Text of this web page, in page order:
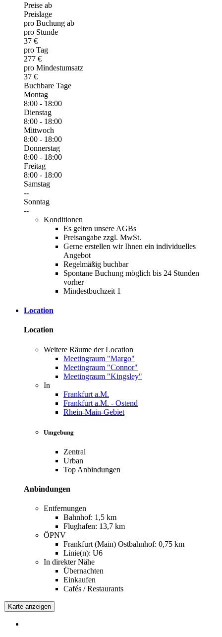
Preise ab
Preislage
pro Buchung ab
pro Stunde
37 €
pro Tag
277 €
pro Mindestumsatz
37 €
Buchbare Tage
Montag
8:00 - 18:00
Dienstag
8:00 - 18:00
Mittwoch
8:00 - 18:00
Donnerstag
8:00 - 18:00
Freitag
8:00 - 18:00
Samstag
--
Sonntag
--
Konditionen
Es gelten unsere AGBs
Preisangabe zzgl. MwSt.
Gerne erstellen wir Ihnen ein individuelles
Angebot
Regelmäßig buchbar
Spontane Buchung möglich bis 24 Stunden
vorher
Mindestbuchzeit 1
Location
Location
Weitere Räume der Location
Meetingraum "Margo"
Meetingraum "Connor"
Meetingraum "Kingsley"
In
Frankfurt a.M.
Frankfurt a.M. - Ostend
Rhein-Main-Gebiet
Umgebung
Zentral
Urban
Top Anbindungen
Anbindungen
Entfernungen
Bahnhof: 1,5 km
Flughafen: 13,7 km
ÖPNV
Frankfurt (Main) Ostbahnhof: 0,75 km
Linie(n): U6
In direkter Nähe
Übernachten
Einkaufen
Cafés / Restaurants
Karte anzeigen